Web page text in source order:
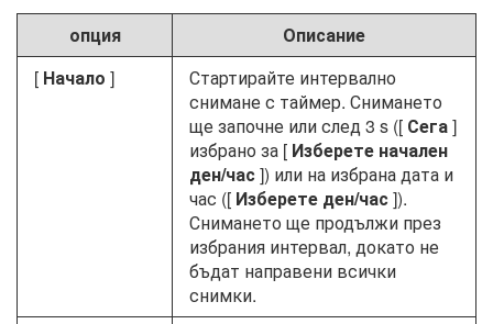
опция
Описание
[ Начало ]
Стартирайте интервално
снимане с таймер. Снимането
ще започне или след 3 s ([ Сега]
избрано за [ Изберете начален
ден/час]) или на избрана дата и
час ([ Изберете ден/час]).
Снимането ще продължи през
избрания интервал, докато не
бъдат направени всички
снимки.